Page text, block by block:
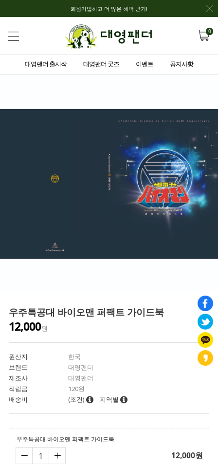
회원가입하고 더 많은 혜택 받기!
0
대영팬더 출시작 대영팬더 굿즈 이벤트 공지사항
우주특공대 바이오맨 퍼팩트 가이드북
12,000원
원산지
한국
브랜드
대영팬더
제조사
대영팬더
적립금
120원
배송비
(조건) 지역별
우주특공대 바이오맨 퍼팩트 가이드북
12,000원